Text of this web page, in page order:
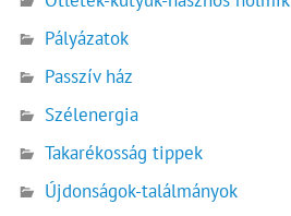
Pályázatok
Passzív ház
Szélenergia
Takarékosság tippek
Újdonságok-találmányok